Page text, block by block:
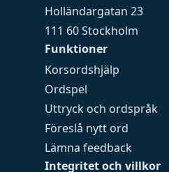
Funktioner
Korsordshjälp
Ordspel
Uttryck och ordspråk
Föreslå nytt ord
Lämna feedback
Integritet och villkor
Holländargatan 23
111 60 Stockholm